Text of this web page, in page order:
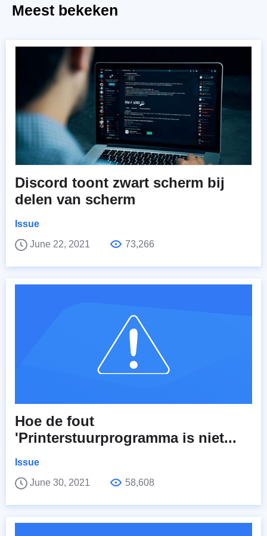
Meest bekeken
Discord toont zwart scherm bij
delen van scherm
Issue
June 22, 2021
73,266
Hoe de fout
'Printerstuurprogramma is niet...
Issue
June 30, 2021
58,608